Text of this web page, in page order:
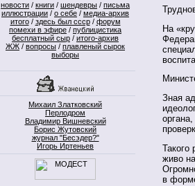
новости / книги / шендевры / письма
иллюстрации / о себе / медиа-архив
итого/ здесь был ссср/ форум
помехи в эфире / публицистика
бесплатный сыр / итого-архив
ЖЖ / вопросы / плавленый сырок
выборы
Михаил Златковский
Перлодром
Владимир Вишневский
Борис Жутовский
журнал "Бесэдер?"
Игорь Иртеньев
На
Зная
Такого
живо
в